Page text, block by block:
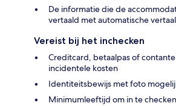
De informatie die de
vertaald met automatische
Vereist bij het inchecken
Creditcard, betaalpas of
incidentele kosten
Identiteitsbewijs met foto
Minimumleeftijd om in te checken